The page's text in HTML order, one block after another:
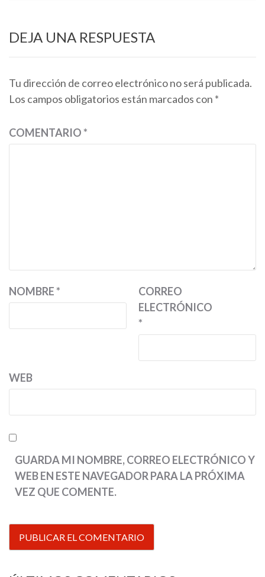
DEJA UNA RESPUESTA
Tu dirección de correo electrónico no será publicada.
Los campos obligatorios están marcados con *
COMENTARIO*
NOMBRE*
CORREO
ELECTRÓNICO
*
WEB
GUARDA MI NOMBRE, CORREO ELECTRÓNICO Y
WEB EN ESTE NAVEGADOR PARA LA PRÓXIMA
VEZ QUE COMENTE.